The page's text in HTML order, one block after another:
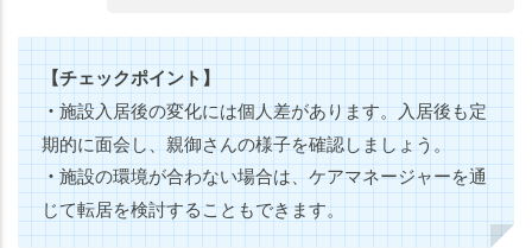
【チェックポイント】
・施設入居後の変化には個人差があります。入居後も定
期的に面会し、親御さんの様子を確認しましょう。
・施設の環境が合わない場合は、ケアマネージャーを通
じて転居を検討することもできます。